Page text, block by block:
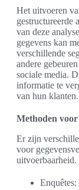
Het uitvoeren
gestructureerde
van deze
gegevens kan
verschillende
andere
sociale media.
informatie te
van hun klanten.
Methoden voor
Er zijn
voor